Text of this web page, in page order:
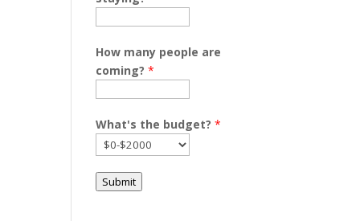
How many people are
coming?*
What's the budget?*
Submit